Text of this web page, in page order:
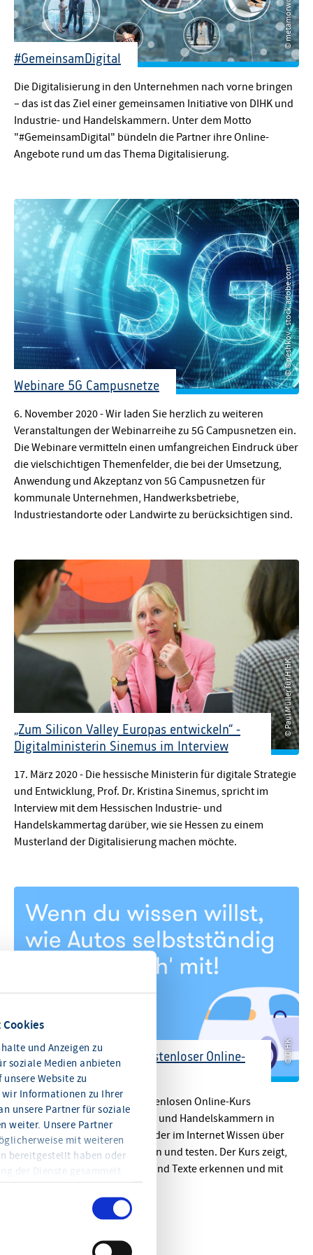
und Anzeigen zu
soziale Medien anbieten
Website zu
Informationen zu Ihrer
unsere Partner für soziale
weiter. Unsere Partner
mit weiteren
bereitgestellt haben oder
der Dienste gesammelt
Informationen und die
#GemeinsamDigital
Die Digitalisierung in den Unternehmen nach vorne bringen
– das ist das Ziel einer gemeinsamen Initiative von DIHK und
Industrie- und Handelskammern. Unter dem Motto
"#GemeinsamDigital" bündeln die Partner ihre Online-
Angebote rund um das Thema Digitalisierung.
© ©peshkov - stock.adobe.com
Webinare 5G Campusnetze
6. November 2020 - Wir laden Sie herzlich zu weiteren
Veranstaltungen der Webinarreihe zu 5G Campusnetzen ein.
Die Webinare vermitteln einen umfangreichen Eindruck über
die vielschichtigen Themenfelder, die bei der Umsetzung,
Anwendung und Akzeptanz von 5G Campusnetzen für
kommunale Unternehmen, Handwerksbetriebe,
Industriestandorte oder Landwirte zu berücksichtigen sind.
© Paul Müller für HIHK
„Zum Silicon Valley Europas entwickeln“ -
Digitalministerin Sinemus im Interview
17. März 2020 - Die hessische Ministerin für digitale Strategie
und Entwicklung, Prof. Dr. Kristina Sinemus, spricht im
Interview mit dem Hessischen Industrie- und
Handelskammertag darüber, wie sie Hessen zu einem
Musterland der Digitalisierung machen möchte.
© DIHK
© DIHK
Künstliche Intelligenz: Kostenloser Online-
Kurs der IHKs
5. Februar 2020 - Mit dem kostenlosen Online-Kurs
„Elements of AI“ der Industrie- und Handelskammern in
Deutschland kann ab sofort jeder im Internet Wissen über
Künstliche Intelligenz erwerben und testen. Der Kurs zeigt,
wie Maschinen lernen, Bilder und Texte erkennen und mit